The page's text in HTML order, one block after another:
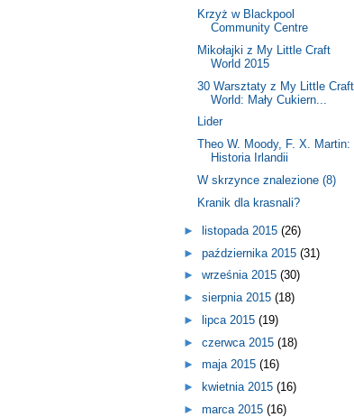
Krzyż w Blackpool
Community Centre
Mikołajki z My Little Craft
World 2015
30 Warsztaty z My Little Craft
World: Mały Cukiern...
Lider
Theo W. Moody, F. X. Martin:
Historia Irlandii
W skrzynce znalezione (8)
Kranik dla krasnali?
► listopada 2015 (26)
► października 2015 (31)
► września 2015 (30)
► sierpnia 2015 (18)
►
lipca 2015 (19)
► czerwca 2015 (18)
► maja 2015 (16)
►
kwietnia 2015 (16)
► marca 2015 (16)